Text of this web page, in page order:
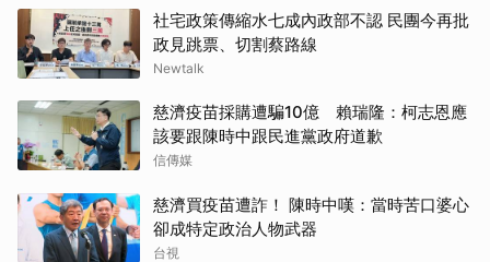
社宅政策傳縮水七成內政部不認 民團今再批
政見跳票、切割蔡路線
Newtalk
慈濟疫苗採購遭騙10億 賴瑞隆：柯志恩應
該要跟陳時中跟民進黨政府道歉
信傳媒
慈濟買疫苗遭詐！ 陳時中嘆：當時苦口婆心
卻成特定政治人物武器
台視